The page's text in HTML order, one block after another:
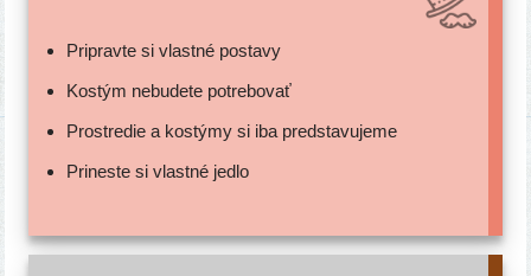
Pripravte si vlast­né postavy
Kostým nebu­de­te potrebovať
Prostredie a kos­tý­my si iba predstavujeme
Prineste si vlast­né jedlo